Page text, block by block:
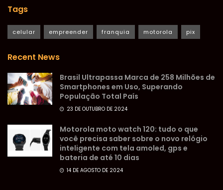
Tags
celular empreender franquia motorola pix
Recent News
Brasil Ultrapassa Marca de 258 Milhões de
Smartphones em Uso, Superando
População Total País
23 DE OUTUBRO DE 2024
Motorola moto watch 120: tudo o que
você precisa saber sobre o novo relógio
inteligente com tela amoled, gps e
bateria de até 10 dias
14 DE AGOSTO DE 2024